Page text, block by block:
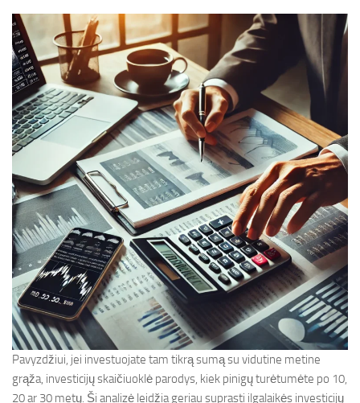
Pavyzdžiui, jei investuojate tam tikrą sumą su vidutine metine
grąža, investicijų skaičiuoklė parodys, kiek pinigų turėtumėte po 10,
20 ar 30 metų. Ši analizė leidžia geriau suprasti ilgalaikės investicijų